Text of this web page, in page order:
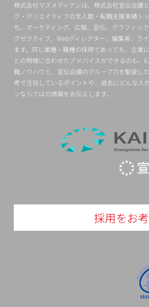
株式会社マスメディアンは、株式会社宣伝会議
グ・クリエイティブの求人数・転職支援実績ト
ち、マーケティング、広報、宣伝、グラフィッ
グゼクティブ、Webディレクター、編集者、ラ
ます。同じ業種・職種の採用であっても、企業
との特徴に合わせたアドバイスができるのも
職ノウハウと、宣伝会議のグループ力を駆使し
考で注目しているポイントや、過去にどんな人
ンならではの情報をお伝えします。
採用をお